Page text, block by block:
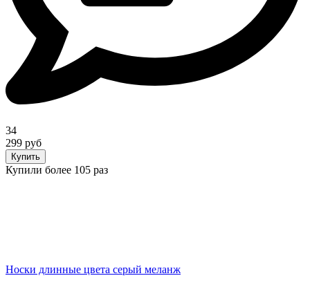
34
299 руб
Купить
Купили более 105 раз
Носки длинные цвета серый меланж